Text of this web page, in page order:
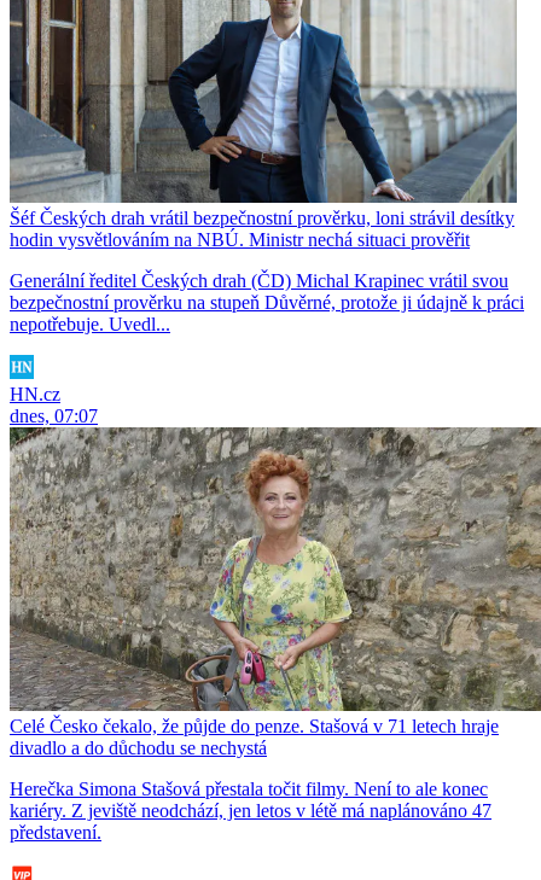
Šéf Českých drah vrátil bezpečnostní prověrku, loni strávil desítky
hodin vysvětlováním na NBÚ. Ministr nechá situaci prověřit
Generální ředitel Českých drah (ČD) Michal Krapinec vrátil svou
bezpečnostní prověrku na stupeň Důvěrné, protože ji údajně k práci
nepotřebuje. Uvedl...
HN.cz
dnes, 07:07
Celé Česko čekalo, že půjde do penze. Stašová v 71 letech hraje
divadlo a do důchodu se nechystá
Herečka Simona Stašová přestala točit filmy. Není to ale konec
kariéry. Z jeviště neodchází, jen letos v létě má naplánováno 47
představení.